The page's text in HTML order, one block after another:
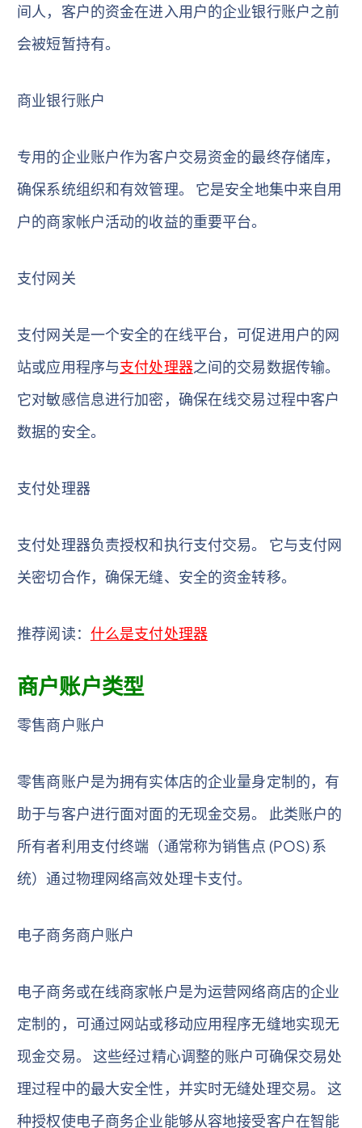
间人，客户的资金在进入用户的企业银行账户之前
会被短暂持有。
商业银行账户
专用的企业账户作为客户交易资金的最终存储库，
确保系统组织和有效管理。 它是安全地集中来自用
户的商家帐户活动的收益的重要平台。
支付网关
支付网关是一个安全的在线平台，可促进用户的网
站或应用程序与支付处理器之间的交易数据传输。
它对敏感信息进行加密，确保在线交易过程中客户
数据的安全。
支付处理器
支付处理器负责授权和执行支付交易。 它与支付网
关密切合作，确保无缝、安全的资金转移。
推荐阅读： 什么是支付处理器
商户账户类型
零售商户账户
零售商账户是为拥有实体店的企业量身定制的，有
助于与客户进行面对面的无现金交易。 此类账户的
所有者利用支付终端（通常称为销售点 (POS) 系
统）通过物理网络高效处理卡支付。
电子商务商户账户
电子商务或在线商家帐户是为运营网络商店的企业
定制的，可通过网站或移动应用程序无缝地实现无
现金交易。 这些经过精心调整的账户可确保交易处
理过程中的最大安全性，并实时无缝处理交易。 这
种授权使电子商务企业能够从容地接受客户在智能